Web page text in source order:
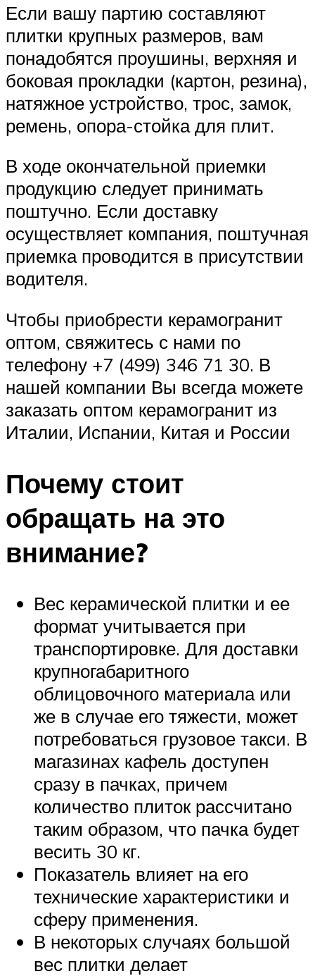
Если вашу партию составляют
плитки крупных размеров, вам
понадобятся проушины, верхняя и
боковая прокладки (картон, резина),
натяжное устройство, трос, замок,
ремень, опора-стойка для плит.
В ходе окончательной приемки
продукцию следует принимать
поштучно. Если доставку
осуществляет компания, поштучная
приемка проводится в присутствии
водителя.
Чтобы приобрести керамогранит
оптом, свяжитесь с нами по
телефону +7 (499) 346 71 30. В
нашей компании Вы всегда можете
заказать оптом керамогранит из
Италии, Испании, Китая и России
Почему стоит
обращать на это
внимание?
Вес керамической плитки и ее
формат учитывается при
транспортировке. Для доставки
крупногабаритного
облицовочного материала или
же в случае его тяжести, может
потребоваться грузовое такси. В
магазинах кафель доступен
сразу в пачках, причем
количество плиток рассчитано
таким образом, что пачка будет
весить 30 кг.
Показатель влияет на его
технические характеристики и
сферу применения.
В некоторых случаях большой
вес плитки делает